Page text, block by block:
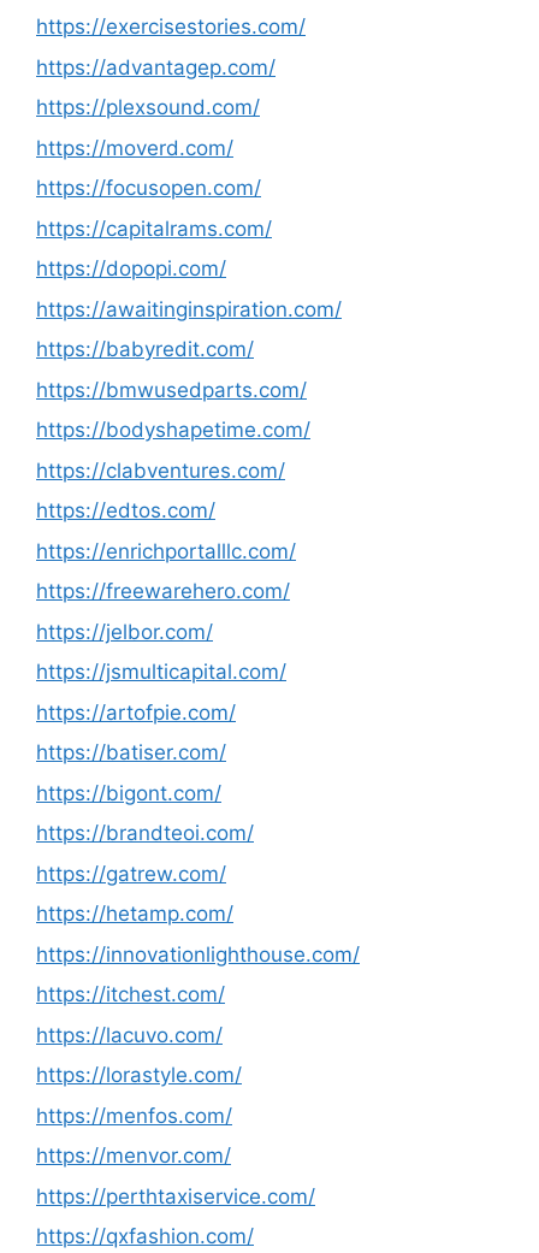
https://exercisestories.com/
https://advantagep.com/
https://plexsound.com/
https://moverd.com/
https://focusopen.com/
https://capitalrams.com/
https://dopopi.com/
https://awaitinginspiration.com/
https://babyredit.com/
https://bmwusedparts.com/
https://bodyshapetime.com/
https://clabventures.com/
https://edtos.com/
https://enrichportalllc.com/
https://freewarehero.com/
https://jelbor.com/
https://jsmulticapital.com/
https://artofpie.com/
https://batiser.com/
https://bigont.com/
https://brandteoi.com/
https://gatrew.com/
https://hetamp.com/
https://innovationlighthouse.com/
https://itchest.com/
https://lacuvo.com/
https://lorastyle.com/
https://menfos.com/
https://menvor.com/
https://perthtaxiservice.com/
https://qxfashion.com/